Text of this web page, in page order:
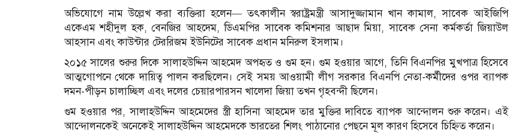
অভিযোগে নাম উল্লেখ করা ব্যক্তিরা হলেন— তৎকালীন স্বরাষ্ট্রমন্ত্রী আসাদুজ্জামান খান কামাল, সাবেক আইজিপি
একেএম শহীদুল হক, বেনজির আহদেম, ডিএমপির সাবেক কমিশনার আছাদ মিয়া, সাবেক সেনা কর্মকর্তা জিয়াউল
আহসান এবং কাউন্টার টেররিজম ইউনিটের সাবেক প্রধান মনিরুল ইসলাম।
২০১৫ সালের শুরুর দিকে সালাহউদ্দিন আহমেদ অপহৃত ও গুম হন। গুম হওয়ার আগে, তিনি বিএনপির মুখপাত্র হিসেবে
আত্মগোপনে থেকে দায়িত্ব পালন করছিলেন। সেই সময় আওয়ামী লীগ সরকার বিএনপি নেতা-কর্মীদের ওপর ব্যাপক
দমন-পীড়ন চালাচ্ছিল এবং দলের চেয়ারপারসন খালেদা জিয়া তখন গৃহবন্দী ছিলেন।
গুম হওয়ার পর, সালাহউদ্দিন আহমেদের স্ত্রী হাসিনা আহমেদ তার মুক্তির দাবিতে ব্যাপক আন্দোলন শুরু করেন। এই
আন্দোলনকেই অনেকেই সালাহউদ্দিন আহমেদকে ভারতের শিলং পাঠানোর পেছনে মূল কারণ হিসেবে চিহ্নিত করেন।